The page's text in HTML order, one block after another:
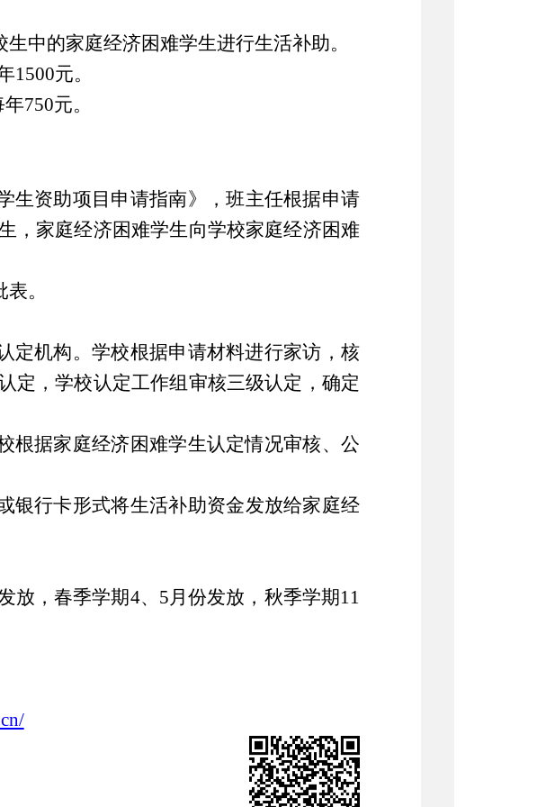
中的家庭经济困难学生进行生活补助。
1500元。
年750元。
生资助项目申请指南》，班主任根据申请
，家庭经济困难学生向学校家庭经济困难
表。
定机构。学校根据申请材料进行家访，核
定，学校认定工作组审核三级认定，确定
根据家庭经济困难学生认定情况审核、公
银行卡形式将生活补助资金发放给家庭经
放，春季学期4、 5月份发放，秋季学期11